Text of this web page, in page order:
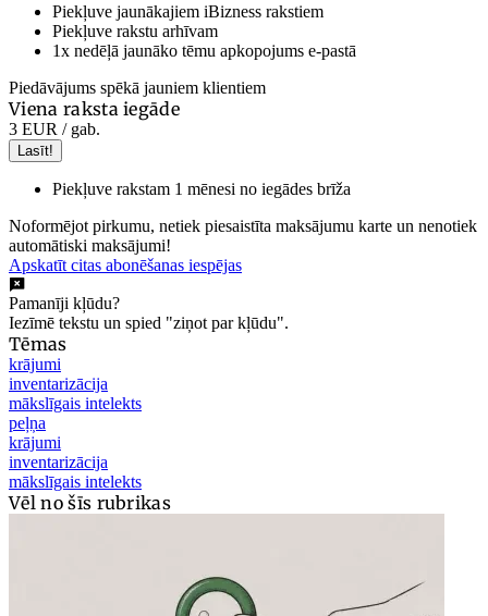
Piekļuve jaunākajiem iBizness rakstiem
Piekļuve rakstu arhīvam
1x nedēļā jaunāko tēmu apkopojums e-pastā
Piedāvājums spēkā jauniem klientiem
Viena raksta iegāde
3 EUR / gab.
Lasīt!
Piekļuve rakstam 1 mēnesi no iegādes brīža
Noformējot pirkumu, netiek piesaistīta maksājumu karte un nenotiek
automātiski maksājumi!
Apskatīt citas abonēšanas iespējas
Pamanīji kļūdu?
Iezīmē tekstu un spied "ziņot par kļūdu".
Tēmas
krājumi
inventarizācija
mākslīgais intelekts
peļņa
krājumi
inventarizācija
mākslīgais intelekts
Vēl no šīs rubrikas